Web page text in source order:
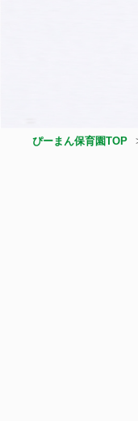
ぴーまん保育園TOP